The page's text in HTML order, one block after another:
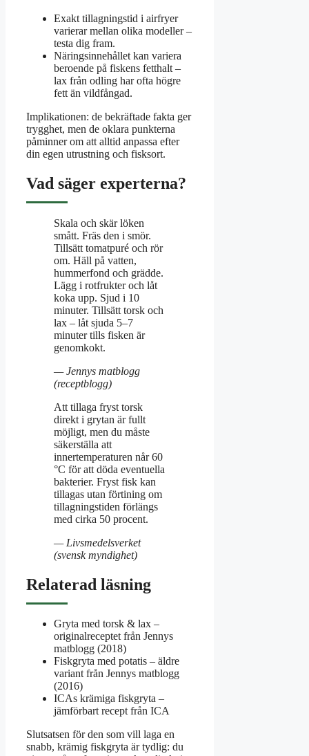
Exakt tillagningstid i airfryer
varierar mellan olika modeller –
testa dig fram.
Näringsinnehållet kan variera
beroende på fiskens fetthalt –
lax från odling har ofta högre
fett än vildfångad.
Implikationen: de bekräftade fakta ger
trygghet, men de oklara punkterna
påminner om att alltid anpassa efter
din egen utrustning och fisksort.
Vad säger experterna?
Skala och skär löken
smått. Fräs den i smör.
Tillsätt tomatpuré och rör
om. Häll på vatten,
hummerfond och grädde.
Lägg i rotfrukter och låt
koka upp. Sjud i 10
minuter. Tillsätt torsk och
lax – låt sjuda 5–7
minuter tills fisken är
genomkokt.
— Jennys matblogg
(receptblogg)
Att tillaga fryst torsk
direkt i grytan är fullt
möjligt, men du måste
säkerställa att
innertemperaturen når 60
°C för att döda eventuella
bakterier. Fryst fisk kan
tillagas utan förtining om
tillagningstiden förlängs
med cirka 50 procent.
— Livsmedelsverket
(svensk myndighet)
Relaterad läsning
Gryta med torsk & lax –
originalreceptet från Jennys
matblogg (2018)
Fiskgryta med potatis – äldre
variant från Jennys matblogg
(2016)
ICAs krämiga fiskgryta –
jämförbart recept från ICA
Slutsatsen för den som vill laga en
snabb, krämig fiskgryta är tydlig: du